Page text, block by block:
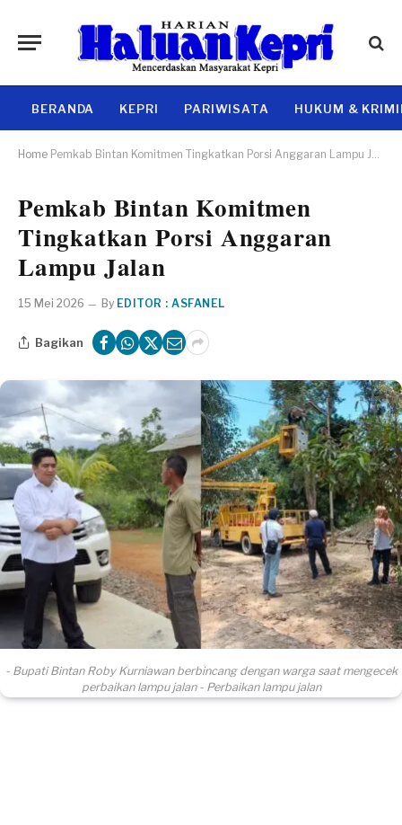
BERANDA KEPRI PARIWISATA HUKUM &
Home Pemkab Bintan Komitmen Tingkatkan Porsi Anggaran Lampu Jalan
Pemkab Bintan Komitmen
Tingkatkan Porsi Anggaran
Lampu Jalan
15 Mei 2026 By EDITOR : ASFANEL
Bagikan
- Bupati Bintan Roby Kurniawan berbincang dengan warga saat mengecek
perbaikan lampu jalan - Perbaikan lampu jalan